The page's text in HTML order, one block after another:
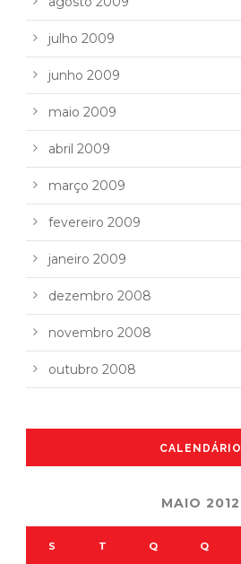
julho 2009
junho 2009
maio 2009
abril 2009
março 2009
fevereiro 2009
janeiro 2009
dezembro 2008
novembro 2008
outubro 2008
CALENDÁRIO
MAIO 2012
S T Q Q